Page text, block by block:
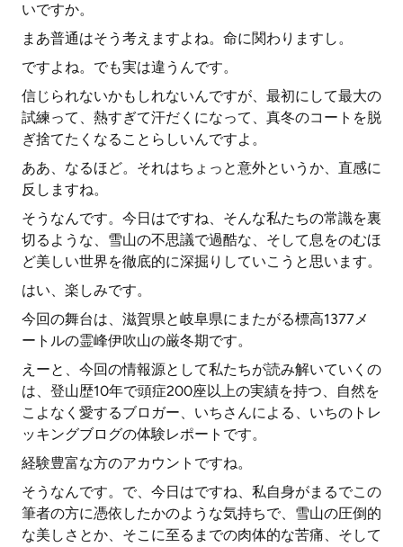
いですか。
まあ普通はそう考えますよね。命に関わりますし。
ですよね。でも実は違うんです。
信じられないかもしれないんですが、最初にして最大の
試練って、熱すぎて汗だくになって、真冬のコートを脱
ぎ捨てたくなることらしいんですよ。
ああ、なるほど。それはちょっと意外というか、直感に
反しますね。
そうなんです。今日はですね、そんな私たちの常識を裏
切るような、雪山の不思議で過酷な、そして息をのむほ
ど美しい世界を徹底的に深掘りしていこうと思います。
はい、楽しみです。
今回の舞台は、滋賀県と岐阜県にまたがる標高1377メ
ートルの霊峰伊吹山の厳冬期です。
えーと、今回の情報源として私たちが読み解いていくの
は、登山歴10年で頭症200座以上の実績を持つ、自然を
こよなく愛するブロガー、いちさんによる、いちのトレ
ッキングブログの体験レポートです。
経験豊富な方のアカウントですね。
そうなんです。で、今日はですね、私自身がまるでこの
筆者の方に憑依したかのような気持ちで、雪山の圧倒的
な美しさとか、そこに至るまでの肉体的な苦痛、そして